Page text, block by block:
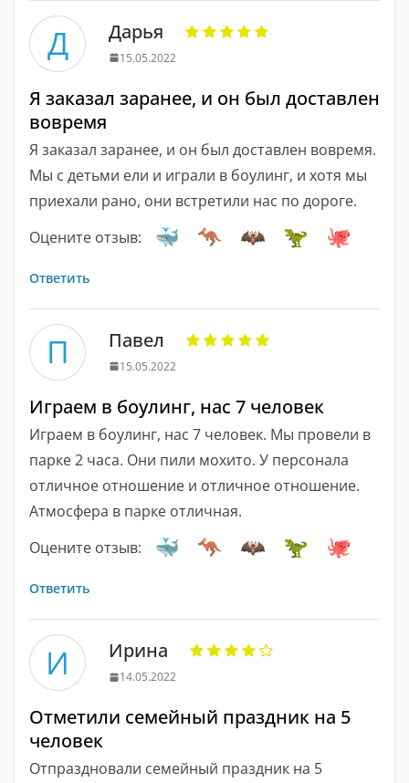
Д Дарья
15.05.2022
Я заказал заранее, и он был доставлен
вовремя
Я заказал заранее, и он был доставлен вовремя.
Мы с детьми ели и играли в боулинг, и хотя мы
приехали рано, они встретили нас по дороге.
Оцените отзыв:
Ответить
П Павел
15.05.2022
Играем в боулинг, нас 7 человек
Играем в боулинг, нас 7 человек. Мы провели в
парке 2 часа. Они пили мохито. У персонала
отличное отношение и отличное отношение.
Атмосфера в парке отличная.
Оцените отзыв:
Ответить
И Ирина
14.05.2022
Отметили семейный праздник на 5
человек
Отпраздновали семейный праздник на 5